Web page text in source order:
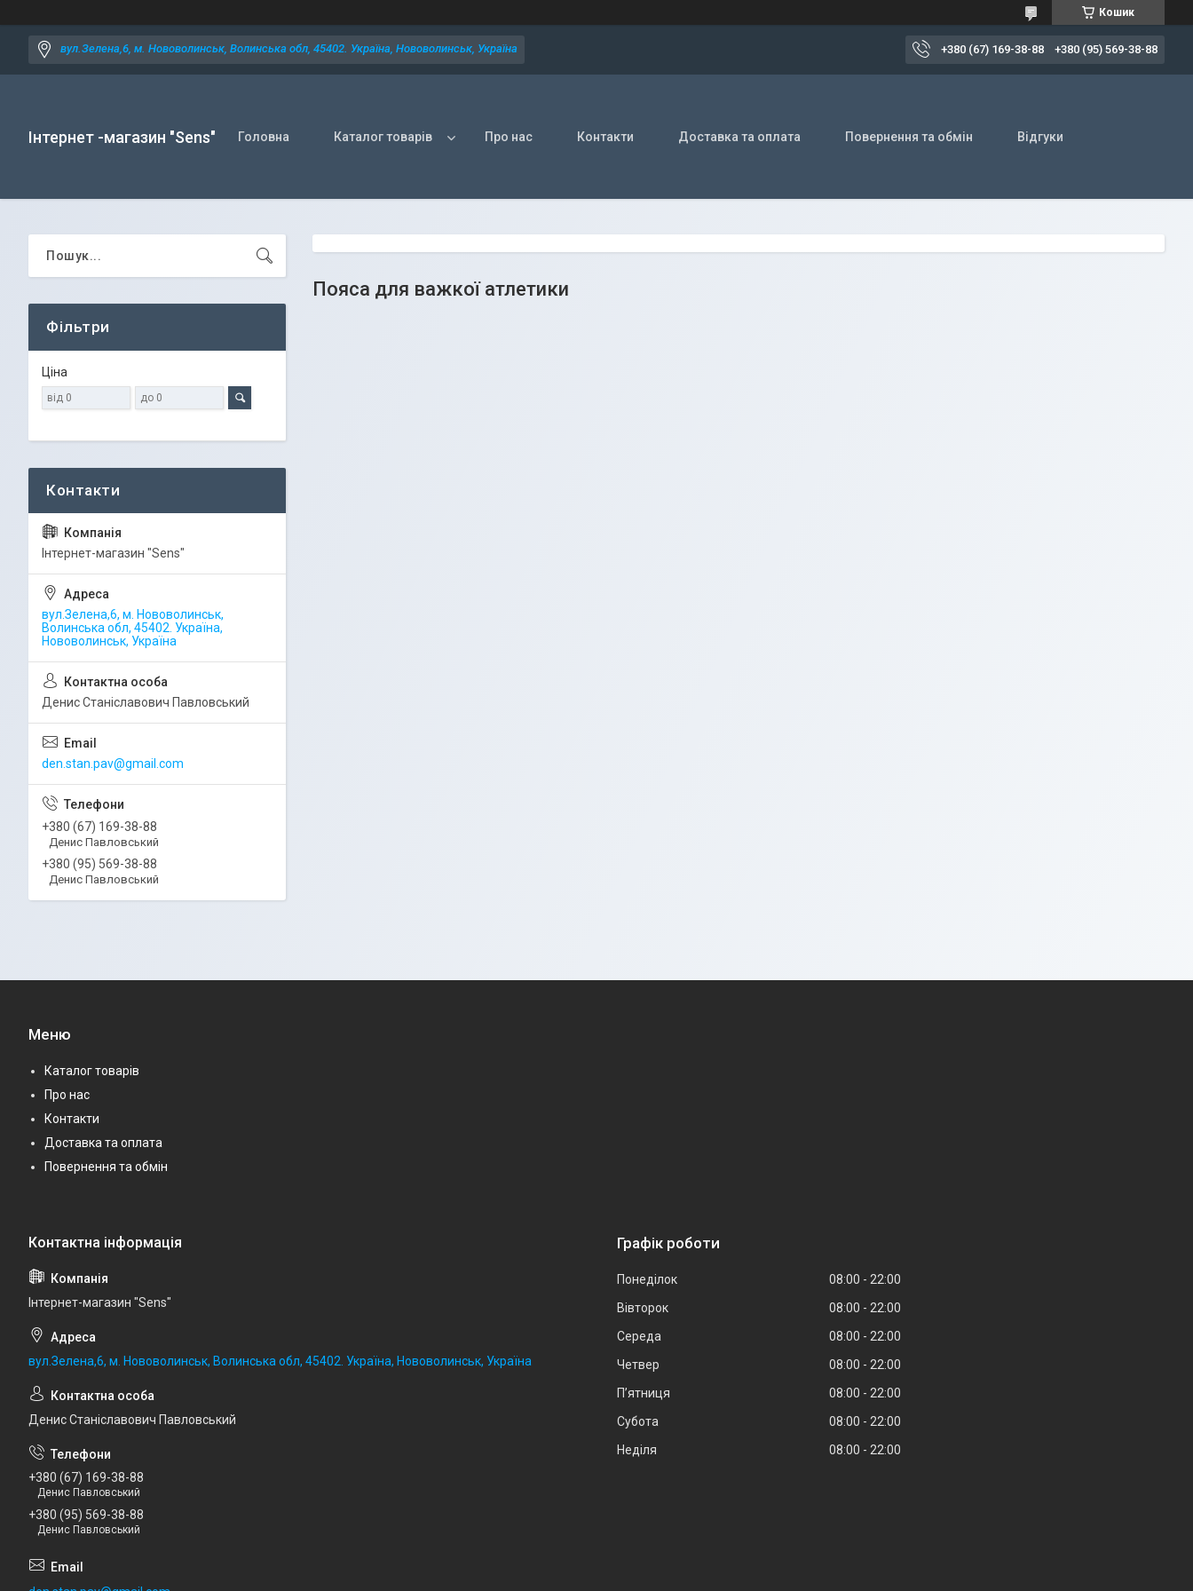
Кошик
вул.Зелена,6, м. Нововолинськ, Волинська обл, 45402. Україна, Нововолинськ, Україна +380 (67) 169-38-88 +380 (95) 569-38-88
Інтернет -магазин "Sens" Головна Каталог товарів Про нас Контакти Доставка та оплата Повернення та обмін Відгуки
Пояса для важкої атлетики
Фільтри
Ціна
Iнтернет-магазин "Sens"
вул.Зелена,6, м. Нововолинськ,
Волинська обл, 45402. Україна,
Нововолинськ, Україна
Денис Станіславович Павловський
den.stan.pav@gmail.com
+380 (67) 169-38-88
Денис Павловський
+380 (95) 569-38-88
Денис Павловський
Меню
Каталог товарів
Про нас
Контакти
Доставка та оплата
Повернення та обмін
Iнтернет-магазин "Sens"
вул.Зелена,6, м. Нововолинськ, Волинська обл, 45402. Україна, Нововолинськ, Україна
Денис Станіславович Павловський
+380 (67) 169-38-88
Денис Павловський
+380 (95) 569-38-88
Денис Павловський
Графік роботи
Понеділок 08:00
22:00
Вівторок
08:00
22:00
Середа
08:00
22:00
Четвер
08:00
22:00
Пʼятниця
08:00
22:00
Субота
08:00
22:00
Неділя
08:00 22:00